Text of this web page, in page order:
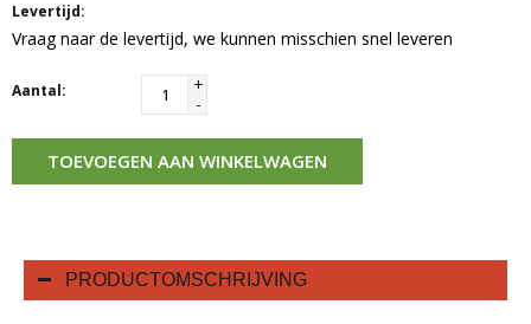
Levertijd:
Vraag naar de levertijd, we kunnen misschien snel leveren
Aantal:
+
-
TOEVOEGEN AAN WINKELWAGEN
PRODUCTOMSCHRIJVING